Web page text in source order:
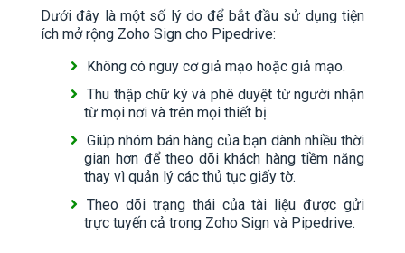
Dưới đây là một số lý do để bắt đầu sử dụng tiện
ích mở rộng Zoho Sign cho Pipedrive:
Không có nguy cơ giả mạo hoặc giả mạo.
Thu thập chữ ký và phê duyệt từ người nhận
từ mọi nơi và trên mọi thiết bị.
Giúp nhóm bán hàng của bạn dành nhiều thời
gian hơn để theo dõi khách hàng tiềm năng
thay vì quản lý các thủ tục giấy tờ.
Theo dõi trạng thái của tài liệu được gửi
trực tuyến cả trong Zoho Sign và Pipedrive.